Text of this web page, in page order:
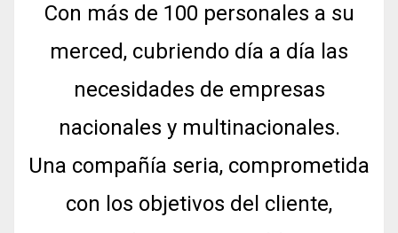
Con más de 100 personales a su
merced, cubriendo día a día las
necesidades de empresas
nacionales y multinacionales.
Una compañía seria, comprometida
con los objetivos del cliente,